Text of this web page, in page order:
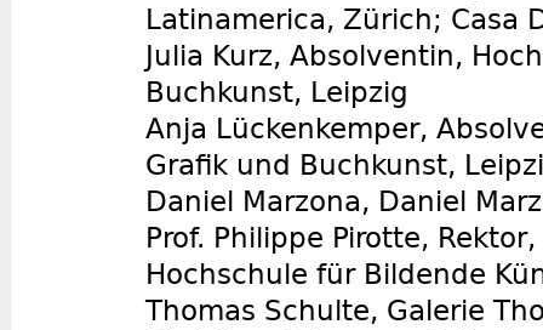
Latinamerica, Zürich; Casa
Julia Kurz, Absolventin,
Buchkunst, Leipzig
Anja Lückenkemper,
Grafik und Buchkunst,
Daniel Marzona, Daniel
Prof. Philippe Pirotte,
Hochschule für Bildende
Thomas Schulte, Galerie